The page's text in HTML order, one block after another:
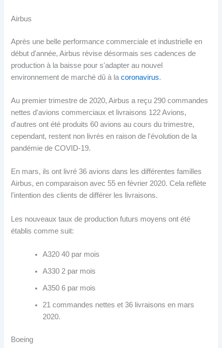
Airbus
Après une belle performance commerciale et industrielle en
début d'année, Airbus révise désormais ses cadences de
production à la baisse pour s'adapter au nouvel
environnement de marché dû à lacoronavirus.
Au premier trimestre de 2020, Airbus a reçu 290 commandes
nettes d'avions commerciaux et livraisons 122 Avions,
d'autres ont été produits 60 avions au cours du trimestre,
cependant, restent non livrés en raison de l'évolution de la
pandémie de COVID-19.
En mars, ils ont livré 36 avions dans les différentes familles
Airbus, en comparaison avec 55 en février 2020. Cela reflète
l'intention des clients de différer les livraisons.
Les nouveaux taux de production futurs moyens ont été
établis comme suit:
A320 40 par mois
A330 2 par mois
A350 6 par mois
21 commandes nettes et 36 livraisons en mars
2020.
Boeing